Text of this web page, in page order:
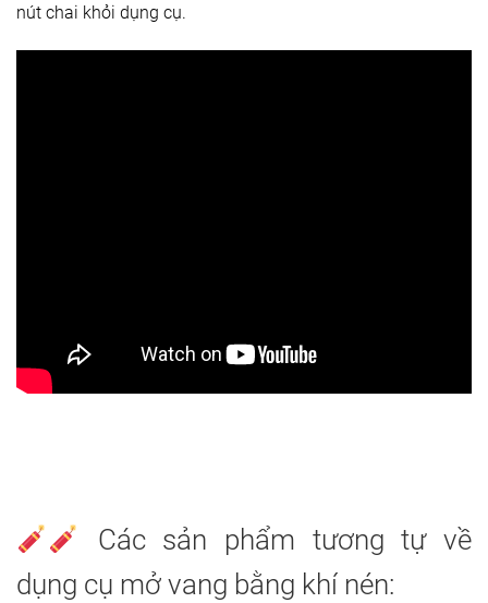
nút chai khỏi dụng cụ.
Các sản phẩm tương tự về
dụng cụ mở vang bằng khí nén: